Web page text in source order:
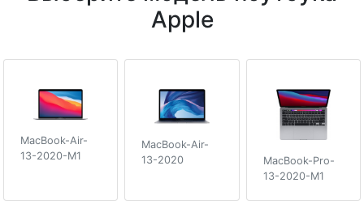
Apple
MacBook-Air-
13-2020-M1
MacBook-Air-
13-2020
MacBook-Pro-
13-2020-M1